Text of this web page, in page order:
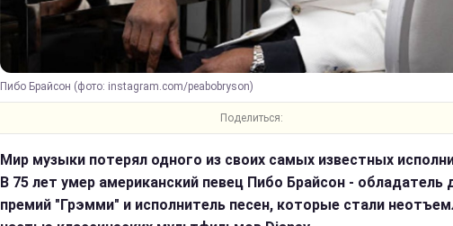
Пибо Брайсон (фото: instagram.com/peabobryson)
Поделиться:
Мир музыки потерял одного из своих самых известных
В 75 лет умер американский певец Пибо Брайсон - обладатель
премий "Грэмми" и исполнитель песен, которые стали